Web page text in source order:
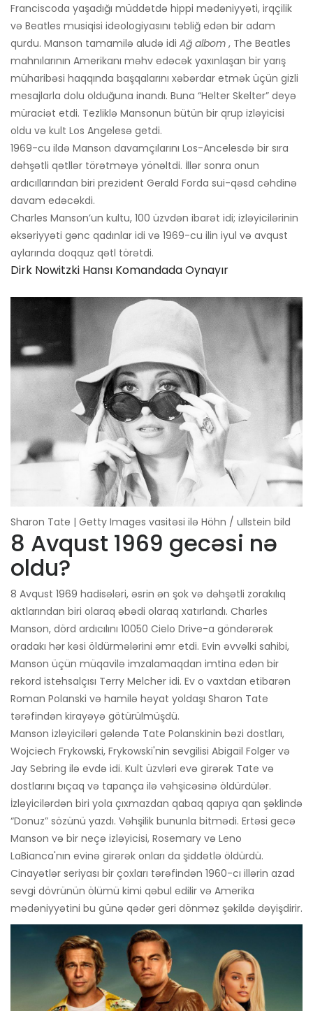
Franciscoda yaşadığı müddətdə hippi mədəniyyəti, irqçilik
və Beatles musiqisi ideologiyasını təbliğ edən bir adam
qurdu. Manson tamamilə aludə idi Ağ albom , The Beatles
mahnılarının Amerikanı məhv edəcək yaxınlaşan bir yarış
müharibəsi haqqında başqalarını xəbərdar etmək üçün gizli
mesajlarla dolu olduğuna inandı. Buna “Helter Skelter” deyə
müraciət etdi. Tezliklə Mansonun bütün bir qrup izləyicisi
oldu və kult Los Angelesə getdi.
1969-cu ildə Manson davamçılarını Los-Ancelesdə bir sıra
dəhşətli qətllər törətməyə yönəltdi. İllər sonra onun
ardıcıllarından biri prezident Gerald Forda sui-qəsd cəhdinə
davam edəcəkdi.
Charles Manson’un kultu, 100 üzvdən ibarət idi; izləyicilərinin
əksəriyyəti gənc qadınlar idi və 1969-cu ilin iyul və avqust
aylarında doqquz qətl törətdi.
Dirk Nowitzki Hansı Komandada Oynayır
Sharon Tate | Getty Images vasitəsi ilə Höhn / ullstein bild
8 Avqust 1969 gecəsi nə
oldu?
8 Avqust 1969 hadisələri, əsrin ən şok və dəhşətli zorakılıq
aktlarından biri olaraq əbədi olaraq xatırlandı. Charles
Manson, dörd ardıcılını 10050 Cielo Drive-a göndərərək
oradakı hər kəsi öldürmələrini əmr etdi. Evin əvvəlki sahibi,
Manson üçün müqavilə imzalamaqdan imtina edən bir
rekord istehsalçısı Terry Melcher idi. Ev o vaxtdan etibarən
Roman Polanski və hamilə həyat yoldaşı Sharon Tate
tərəfindən kirayəyə götürülmüşdü.
Manson izləyiciləri gələndə Tate Polanskinin bəzi dostları,
Wojciech Frykowski, Frykowski'nin sevgilisi Abigail Folger və
Jay Sebring ilə evdə idi. Kult üzvləri evə girərək Tate və
dostlarını bıçaq və tapança ilə vəhşicəsinə öldürdülər.
İzləyicilərdən biri yola çıxmazdan qabaq qapıya qan şəklində
“Donuz” sözünü yazdı. Vəhşilik bununla bitmədi. Ertəsi gecə
Manson və bir neçə izləyicisi, Rosemary və Leno
LaBianca'nın evinə girərək onları da şiddətlə öldürdü.
Cinayətlər seriyası bir çoxları tərəfindən 1960-cı illərin azad
sevgi dövrünün ölümü kimi qəbul edilir və Amerika
mədəniyyətini bu günə qədər geri dönməz şəkildə dəyişdirir.